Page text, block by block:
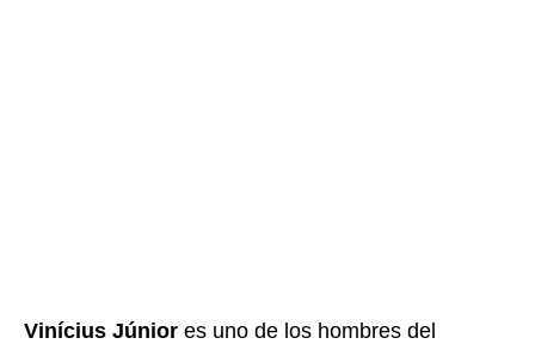
Vinícius Júnior es uno de los hombres del